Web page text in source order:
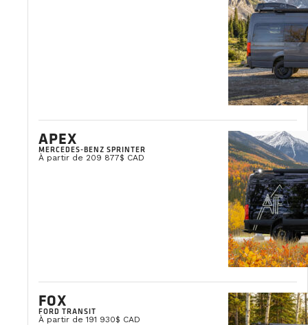
APEX
MERCEDES-BENZ SPRINTER
À partir de 209 877$ CAD
FOX
FORD TRANSIT
À partir de 191 930$ CAD